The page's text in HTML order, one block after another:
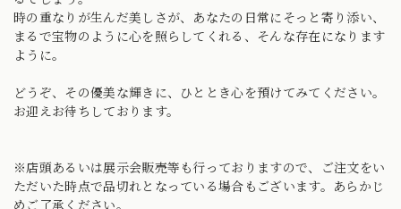
時の重なりが生んだ美しさが、あなたの日常にそっと寄り添い、
まるで宝物のように心を照らしてくれる、そんな存在になります
ように。
どうぞ、その優美な輝きに、ひととき心を預けてみてください。
お迎えお待ちしております。
※店頭あるいは展示会販売等も行っておりますので、ご注文をい
ただいた時点で品切れとなっている場合もございます。あらかじ
めご了承ください。